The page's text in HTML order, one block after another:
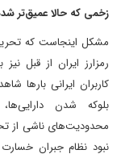
زخمی که حالا عمیق‌تر
مشکل اینجاست که
رمزارز ایران از قبل
کاربران ایرانی
بلوکه شدن
محدودیت‌های ناشی از
نبود نظام جبران